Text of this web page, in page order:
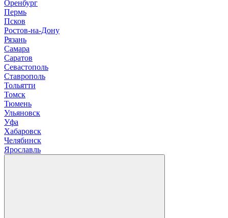
Оренбург
Пермь
Псков
Ростов-на-Дону
Рязань
Самара
Саратов
Севастополь
Ставрополь
Тольятти
Томск
Тюмень
Ульяновск
Уфа
Хабаровск
Челябинск
Ярославль